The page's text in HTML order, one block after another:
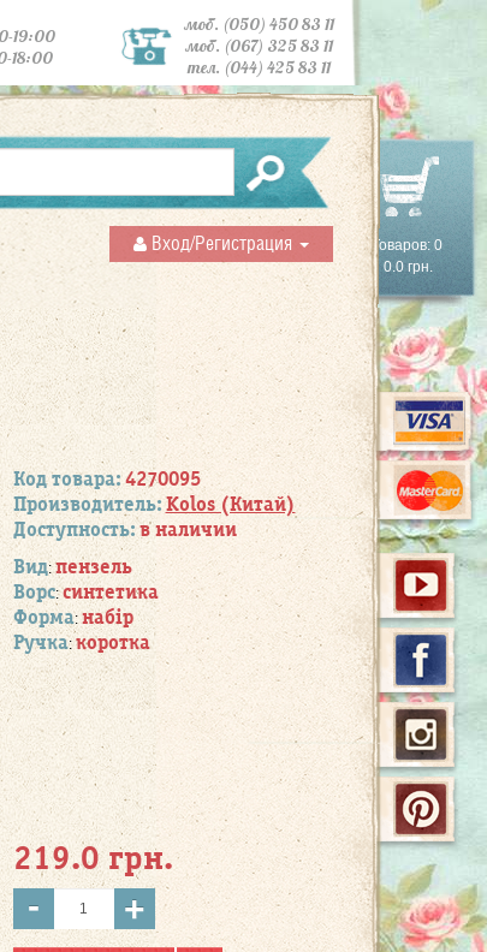
19:00
18:00
моб. (050) 450 83 11
моб. (067) 325 83 11
тел. (044) 425 83 11
Товаров: 0
0.0 грн.
Вход/Регистрация
Код товара: 4270095
Производитель:Kolos (Китай)
Доступность: в наличии
Вид:пензель
Ворс:синтетика
Форма:набір
Ручка:коротка
219.0 грн.
-
+